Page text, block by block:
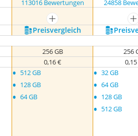
113016 Bewertungen 24858
mehr anzeigen
Preis­vergleich
256 GB 256
0,16 €
• 512 GB
• 128 GB
• 64 GB
• 32 GB
• 64 GB
• 128 GB
• 512 GB